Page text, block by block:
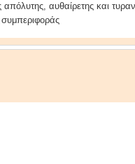
αυθαίρετης και